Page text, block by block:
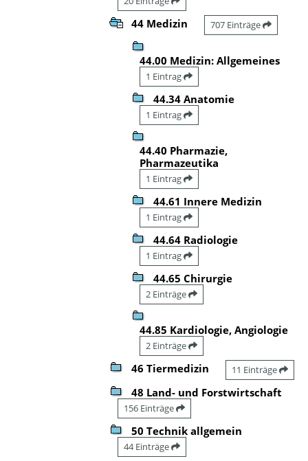
44 Medizin 707 Einträge
44.00 Medizin: Allgemeines
1 Eintrag
44.34 Anatomie
1 Eintrag
44.40 Pharmazie,
Pharmazeutika
1 Eintrag
44.61 Innere Medizin
1 Eintrag
44.64 Radiologie
1 Eintrag
44.65 Chirurgie
2 Einträge
44.85 Kardiologie, Angiologie
2 Einträge
46 Tiermedizin 11 Einträge
48 Land- und Forstwirtschaft
156 Einträge
50 Technik allgemein
44 Einträge